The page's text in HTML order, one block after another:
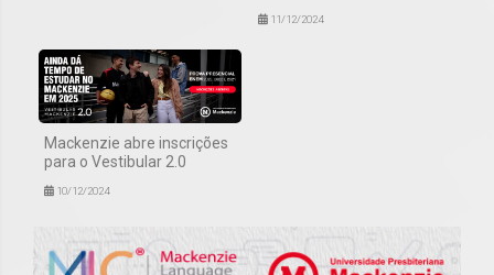
11/12/2024
Mackenzie abre inscrições
para o Vestibular 2.0
10/12/2024